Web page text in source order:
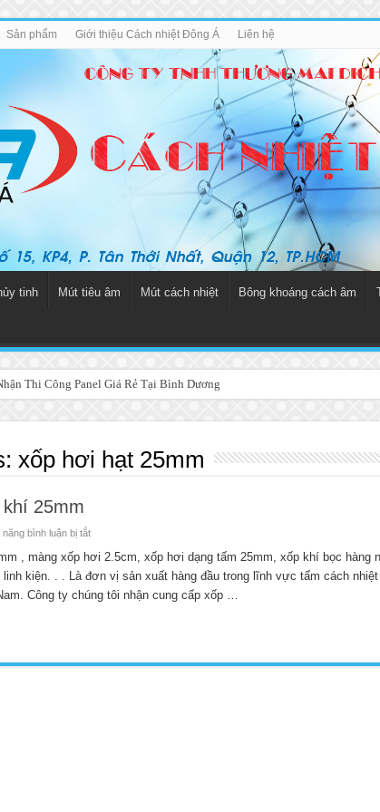
Sản phẩm Giới thiệu Cách nhiệt Đông Á Liên hệ
tinh Mút tiêu âm Mút cách nhiệt Bông khoáng cách âm
Thi Công Panel Giá Rẻ Tại Bình Dương
xốp hơi hạt 25mm
25mm
bình luận bị tắtở
hơi
hạt
khí
, màng xốp hơi 2.5cm, xốp hơi dạng tấm 25mm, xốp khí bọc hàng
kiện. . . Là đơn vị sản xuất hàng đầu trong lĩnh vực tấm cách
Công ty chúng tôi nhận cung cấp xốp …